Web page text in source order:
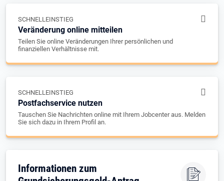
SCHNELLEINSTIEG
Veränderung online mitteilen
Teilen Sie online Veränderungen Ihrer persönlichen und
finanziellen Verhältnisse mit.
SCHNELLEINSTIEG
Postfachservice nutzen
Tauschen Sie Nachrichten online mit Ihrem Jobcenter aus. Melden
Sie sich dazu in Ihrem Profil an.
Informationen zum